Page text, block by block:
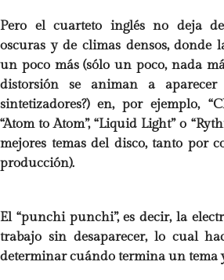
Pero el cuarteto inglés no deja
oscuras y de climas densos, donde
un poco más (sólo un poco, nada
distorsión se animan a
sintetizadores?) en, por ejemplo,
“Atom to Atom”, “Liquid Light” o
mejores temas del disco, tanto por
producción).
El “punchi punchi”, es decir, la
trabajo sin desaparecer, lo cual
determinar cuándo termina un tema